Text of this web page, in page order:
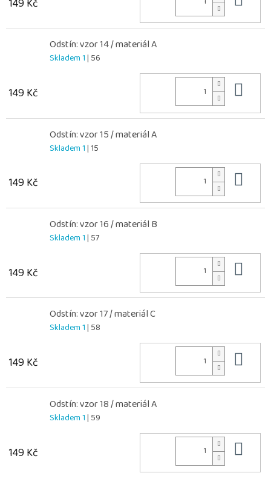
Odstín: vzor 14 / materiál A
Skladem 1| 56
149 Kč
Odstín: vzor 15 / materiál A
Skladem 1| 15
149 Kč
Odstín: vzor 16 / materiál B
Skladem 1| 57
149 Kč
Odstín: vzor 17 / materiál C
Skladem 1| 58
149 Kč
Odstín: vzor 18 / materiál A
Skladem 1| 59
149 Kč